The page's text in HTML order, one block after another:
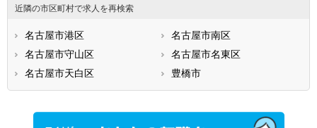
近隣の市区町村で求人を再検索
名古屋市港区
名古屋市南区
名古屋市守山区
名古屋市名東区
名古屋市天白区
豊橋市